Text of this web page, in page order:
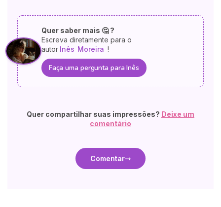
Quer saber mais 🤔 ?
Escreva diretamente para o
autor Inês Moreira !
Faça uma pergunta para Inês
Quer compartilhar suas impressões? Deixe um
comentário
Comentar